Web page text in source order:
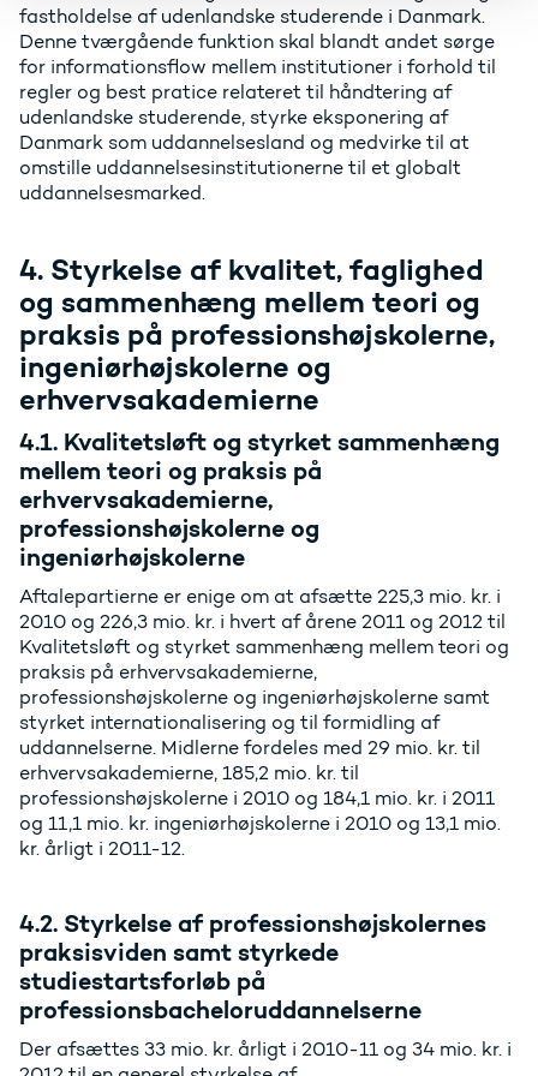
fastholdelse af udenlandske studerende i Danmark.
Denne tværgående funktion skal blandt andet sørge
for informationsflow mellem institutioner i forhold til
regler og best pratice relateret til håndtering af
udenlandske studerende, styrke eksponering af
Danmark som uddannelsesland og medvirke til at
omstille uddannelsesinstitutionerne til et globalt
uddannelsesmarked.
4. Styrkelse af kvalitet, faglighed
og sammenhæng mellem teori og
praksis på professionshøjskolerne,
ingeniørhøjskolerne og
erhvervsakademierne
4.1. Kvalitetsløft og styrket sammenhæng
mellem teori og praksis på
erhvervsakademierne,
professionshøjskolerne og
ingeniørhøjskolerne
Aftalepartierne er enige om at afsætte 225,3 mio. kr. i
2010 og 226,3 mio. kr. i hvert af årene 2011 og 2012 til
Kvalitetsløft og styrket sammenhæng mellem teori og
praksis på erhvervsakademierne,
professionshøjskolerne og ingeniørhøjskolerne samt
styrket internationalisering og til formidling af
uddannelserne. Midlerne fordeles med 29 mio. kr. til
erhvervsakademierne, 185,2 mio. kr. til
professionshøjskolerne i 2010 og 184,1 mio. kr. i 2011
og 11,1 mio. kr. ingeniørhøjskolerne i 2010 og 13,1 mio.
kr. årligt i 2011-12.
4.2. Styrkelse af professionshøjskolernes
praksisviden samt styrkede
studiestartsforløb på
professionsbacheloruddannelserne
Der afsættes 33 mio. kr. årligt i 2010-11 og 34 mio. kr. i